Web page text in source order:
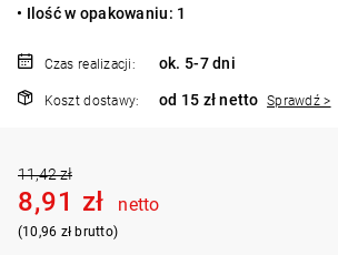
• Ilość w opakowaniu: 1
Czas realizacji: ok. 5-7 dni
Koszt dostawy: od 15 zł netto Sprawdź >
11,42 zł
8,91 zł netto
(10,96 zł brutto)